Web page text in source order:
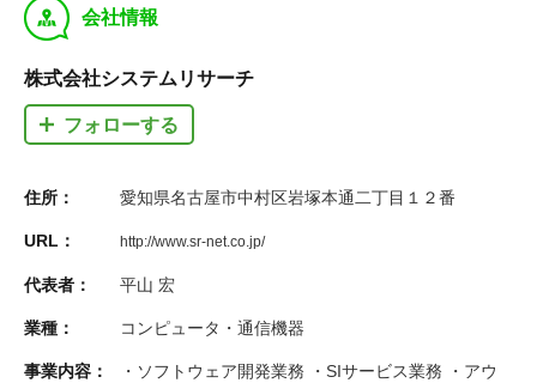
y 会社情報
株式会社システムリサーチ
フォローする
住所： 愛知県名古屋市中村区岩塚本通二丁目１２番
URL： http://www.sr-net.co.jp/
代表者： 平山 宏
業種： コンピュータ・通信機器
事業内容：
・ソフトウェア開発業務 ・SIサービス業務 ・アウ